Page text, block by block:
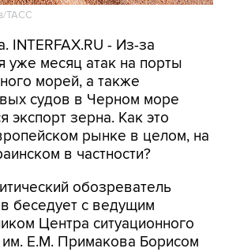
ТАСС
INTERFAX.RU - Из-за
месяц атак на порты
морей, а также
судов в Черном море
экспорт зерна. Как это
рынке в целом, на
в частности?
обозреватель
беседует с ведущим
Центра ситуационного
Е.М. Примакова Борисом